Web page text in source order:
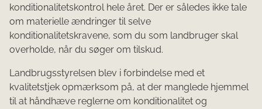
konditionalitetskontrol hele året. Der er således ikke tale
om materielle ændringer til selve
konditionalitetskravene, som du som landbruger skal
overholde, når du søger om tilskud.
Landbrugsstyrelsen blev i forbindelse med et
kvalitetstjek opmærksom på, at der manglede hjemmel
til at håndhæve reglerne om konditionalitet og